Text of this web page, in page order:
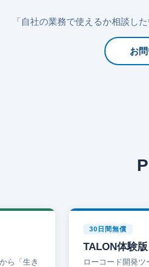
「自社の業務で使えるか相談し
お
ら「生き
30日間無償
TALON体験版
ローコード開発